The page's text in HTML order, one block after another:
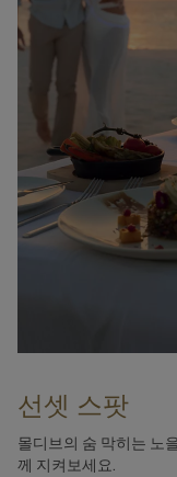
선셋 스팟
몰디브의 숨 막히는 노
께 지켜보세요.